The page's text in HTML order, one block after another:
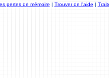
pertes de mémoire | Trouver de l'aide |